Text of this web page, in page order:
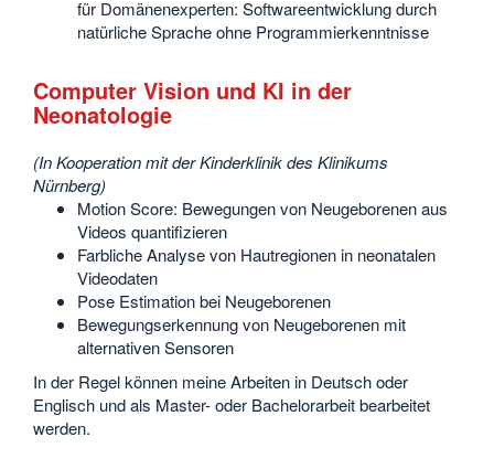
für Domänenexperten: Softwareentwicklung durch
natürliche Sprache ohne Programmierkenntnisse
Computer Vision und KI in der
Neonatologie
(In Kooperation mit der Kinderklinik des Klinikums
Nürnberg)
Motion Score: Bewegungen von Neugeborenen aus
Videos quantifizieren
Farbliche Analyse von Hautregionen in neonatalen
Videodaten
Pose Estimation bei Neugeborenen
Bewegungserkennung von Neugeborenen mit
alternativen Sensoren
In der Regel können meine Arbeiten in Deutsch oder
Englisch und als Master- oder Bachelorarbeit bearbeitet
werden.